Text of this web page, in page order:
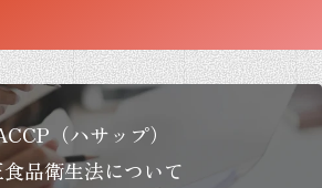
（ハサップ）
品衛生法について